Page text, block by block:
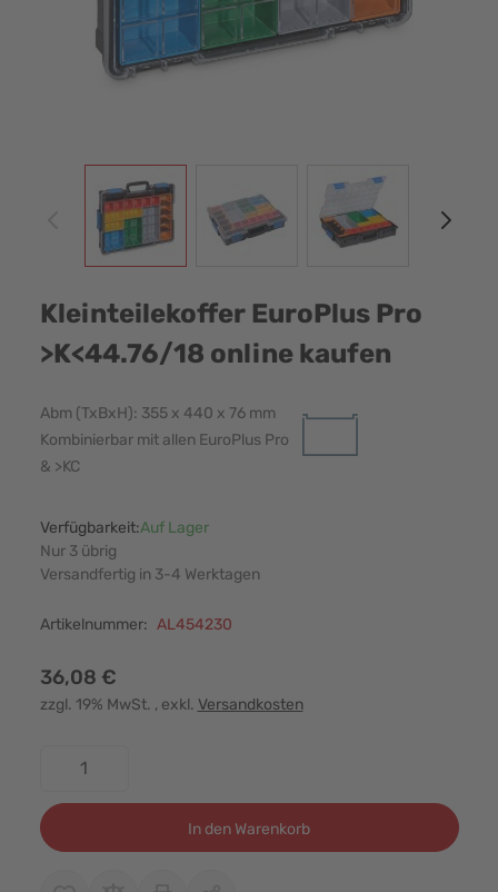
View larger image
Kleinteilekoffer EuroPlus Pro
>K<44.76/18 online kaufen
Abm (TxBxH): 355 x 440 x 76 mm
Kombinierbar mit allen EuroPlus Pro
& >KC
Verfügbarkeit:Auf Lager
Nur 3 übrig
Versandfertig in 3-4 Werktagen
Artikelnummer: AL454230
36,08 €
zzgl. 19% MwSt. , exkl. Versandkosten
In den Warenkorb